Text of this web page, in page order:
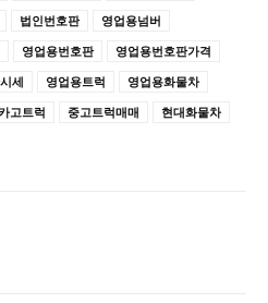
법인번호판
영업용넘버
영업용번호판
영업용번호판가격
세 영업용트럭
영업용화물차
고트럭 중고트럭매매
현대화물차